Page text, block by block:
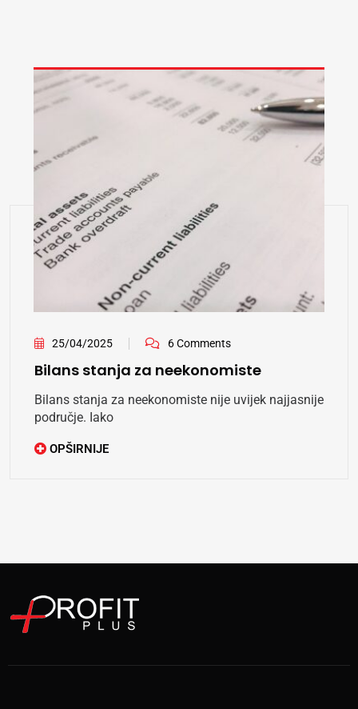
14/04/2025 0 Comment
Prednosti angažovanja outsourcing
računovodstvenih usluga
Za firme koje teže rastu, razumijevanje i upravljanje